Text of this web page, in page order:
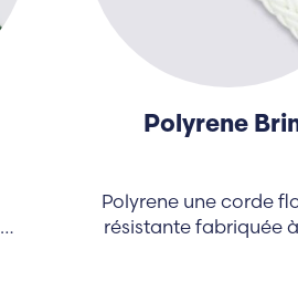
Polyrene
Polyrene une corde
résistante fabriquée